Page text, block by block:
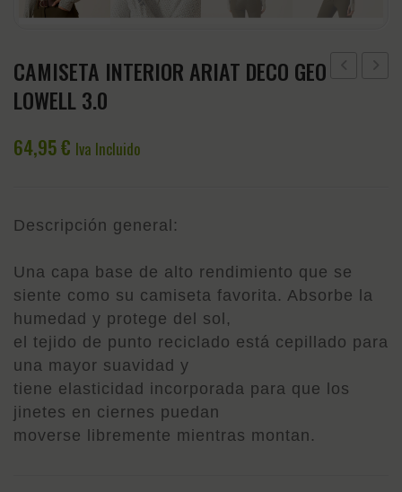
CAMISETA INTERIOR ARIAT DECO GEO
LOWELL 3.0
64,95€ Iva Incluido
Descripción general:
Una capa base de alto rendimiento que se
siente como su camiseta favorita. Absorbe la
humedad y protege del sol,
el tejido de punto reciclado está cepillado para
una mayor suavidad y
tiene elasticidad incorporada para que los
jinetes en ciernes puedan
moverse libremente mientras montan.